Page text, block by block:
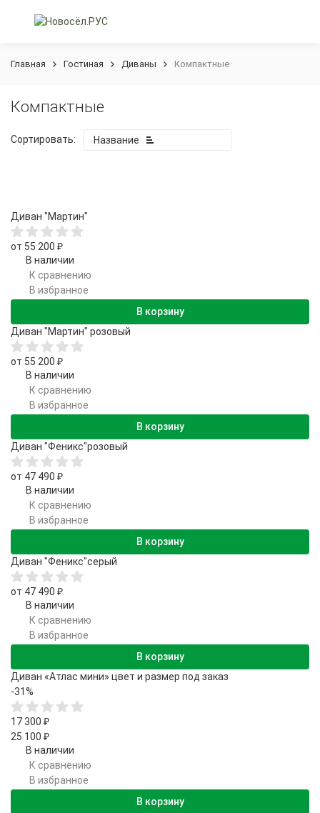
Главная Гостиная Диваны Компактные
Компактные
Сортировать: Название
Диван "Мартин"
от 55 200 ₽
В наличии
К сравнению
В избранное
В корзину
Диван "Мартин" розовый
от 55 200 ₽
В наличии
К сравнению
В избранное
В корзину
Диван "Феникс"розовый
от 47 490 ₽
В наличии
К сравнению
В избранное
В корзину
Диван "Феникс"серый
от 47 490 ₽
В наличии
К сравнению
В избранное
В корзину
Диван «Атлас мини» цвет и размер под заказ
-31%
17 300 ₽
25 100 ₽
В наличии
К сравнению
В избранное
В корзину